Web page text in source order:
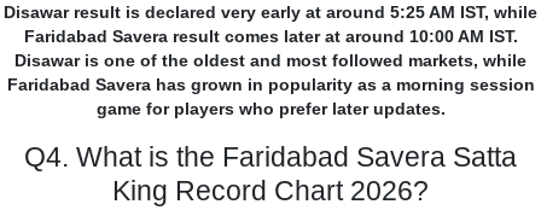
Disawar result is declared very early at around 5:25 AM IST, while
Faridabad Savera result comes later at around 10:00 AM IST.
Disawar is one of the oldest and most followed markets, while
Faridabad Savera has grown in popularity as a morning session
game for players who prefer later updates.
Q4. What is the Faridabad Savera Satta
King Record Chart 2026?